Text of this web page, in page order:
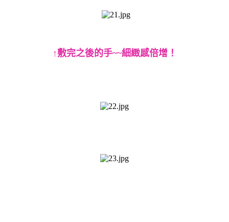
↑敷完之後的手~~細緻感倍增！